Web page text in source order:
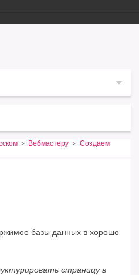
Вебмастеру
Создаем
базы данных в хорошо
страницу в